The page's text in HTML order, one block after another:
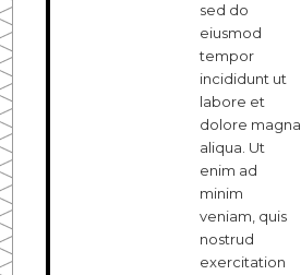
sed do
eiusmod
tempor
incididunt ut
labore et
dolore magna
aliqua. Ut
enim ad
minim
veniam, quis
nostrud
exercitation